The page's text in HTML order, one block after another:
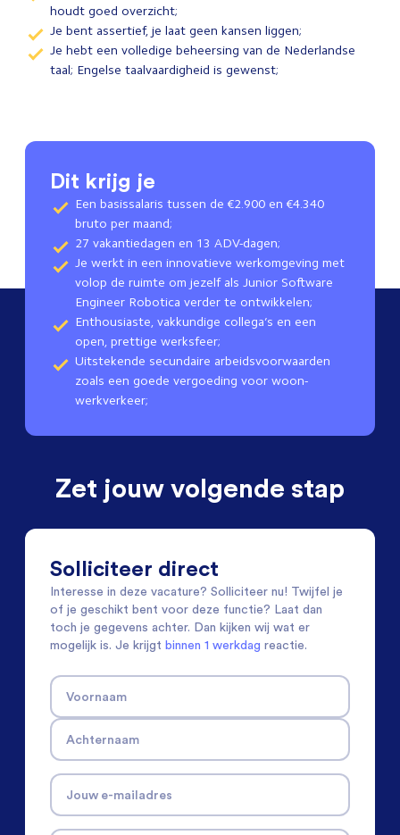
houdt goed overzicht;
Je bent assertief, je laat geen kansen liggen;
Je hebt een volledige beheersing van de Nederlandse
taal; Engelse taalvaardigheid is gewenst;
Dit krijg je
Een basissalaris tussen de €2.900 en €4.340
bruto per maand;
27 vakantiedagen en 13 ADV-dagen;
Je werkt in een innovatieve werkomgeving met
volop de ruimte om jezelf als Junior Software
Engineer Robotica verder te ontwikkelen;
Enthousiaste, vakkundige collega’s en een
open, prettige werksfeer;
Uitstekende secundaire arbeidsvoorwaarden
zoals een goede vergoeding voor woon-
werkverkeer;
Zet jouw volgende stap
Solliciteer direct
Interesse in deze vacature? Solliciteer nu! Twijfel je
of je geschikt bent voor deze functie? Laat dan
toch je gegevens achter. Dan kijken wij wat er
mogelijk is. Je krijgt binnen 1 werkdag reactie.
Voornaam
Achternaam
Jouw e-mailadres